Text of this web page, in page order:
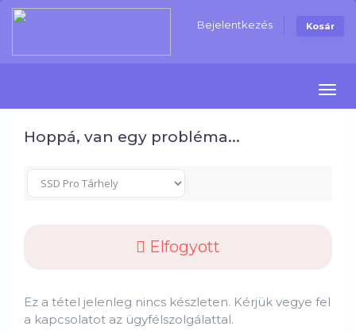
Bejelentkezés Kosár
Hoppá, van egy probléma...
Elfogyott
Ez a tétel jelenleg nincs készleten. Kérjük vegye fel
a kapcsolatot az ügyfélszolgálattal.